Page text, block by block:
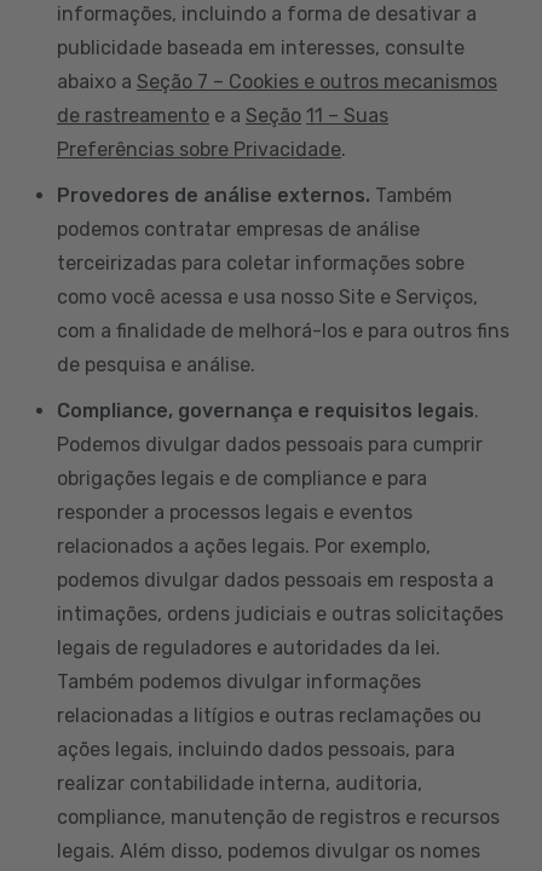
informações, incluindo a forma de desativar a
publicidade baseada em interesses, consulte
abaixo a Seção 7 – Cookies e outros mecanismos
de rastreamento e a Seção 11 – Suas
Preferências sobre Privacidade.
Provedores de análise externos. Também
podemos contratar empresas de análise
terceirizadas para coletar informações sobre
como você acessa e usa nosso Site e Serviços,
com a finalidade de melhorá-los e para outros fins
de pesquisa e análise.
Compliance, governança e requisitos legais.
Podemos divulgar dados pessoais para cumprir
obrigações legais e de compliance e para
responder a processos legais e eventos
relacionados a ações legais. Por exemplo,
podemos divulgar dados pessoais em resposta a
intimações, ordens judiciais e outras solicitações
legais de reguladores e autoridades da lei.
Também podemos divulgar informações
relacionadas a litígios e outras reclamações ou
ações legais, incluindo dados pessoais, para
realizar contabilidade interna, auditoria,
compliance, manutenção de registros e recursos
legais. Além disso, podemos divulgar os nomes